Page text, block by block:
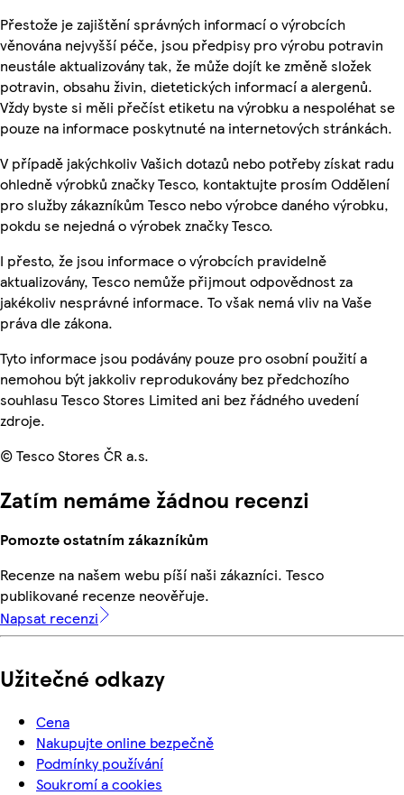
Přestože je zajištění správných informací o výrobcích
věnována nejvyšší péče, jsou předpisy pro výrobu potravin
neustále aktualizovány tak, že může dojít ke změně složek
potravin, obsahu živin, dietetických informací a alergenů.
Vždy byste si měli přečíst etiketu na výrobku a nespoléhat se
pouze na informace poskytnuté na internetových stránkách.
V případě jakýchkoliv Vašich dotazů nebo potřeby získat radu
ohledně výrobků značky Tesco, kontaktujte prosím Oddělení
pro služby zákazníkům Tesco nebo výrobce daného výrobku,
pokdu se nejedná o výrobek značky Tesco.
I přesto, že jsou informace o výrobcích pravidelně
aktualizovány, Tesco nemůže přijmout odpovědnost za
jakékoliv nesprávné informace. To však nemá vliv na Vaše
práva dle zákona.
Tyto informace jsou podávány pouze pro osobní použití a
nemohou být jakkoliv reprodukovány bez předchozího
souhlasu Tesco Stores Limited ani bez řádného uvedení
zdroje.
© Tesco Stores ČR a.s.
Zatím nemáme žádnou recenzi
Pomozte ostatním zákazníkům
Recenze na našem webu píší naši zákazníci. Tesco
publikované recenze neověřuje.
Napsat recenzi
Užitečné odkazy
Cena
Nakupujte online bezpečně
Podmínky používání
Soukromí a cookies